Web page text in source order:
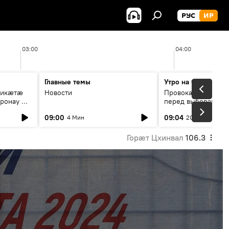
РУС ИР
03:00 04:00
æй
Главные темы
Новости
09:00 4 Мин
Утро на Спутнике
Провокации со
перед выборами в
09:04 20 Мин
Горӕт Цхинвал 106.3